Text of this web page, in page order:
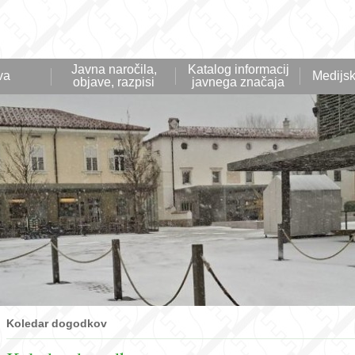
Javna naročila,
objave, razpisi
Katalog informacij
javnega značaja
Koledar dogodkov